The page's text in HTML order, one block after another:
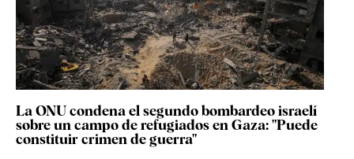
La ONU condena el segundo bombardeo israelí
sobre un campo de refugiados en Gaza: "Puede
constituir crimen de guerra"